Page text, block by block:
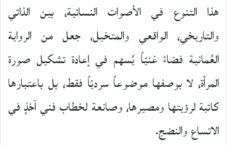
هذا التنوع في الأصوات النسائية، بين الذاتي
والتاريخي، الواقعي والمتخيل، جعل من الرواية
العُمانية فضاءً غنيّاً يُسهم في إعادة تشكيل صورة
المرأة، لا بوصفها موضوعاً سرديّاً فقط، بل باعتبارها
كاتبة لرؤيتها ومصيرها، وصانعة لخطاب فني آخذٍ في
الاتساع والنضج.